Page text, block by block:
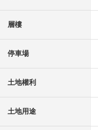
層樓
停車場
土地權利
土地用途